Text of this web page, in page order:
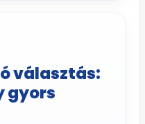
választás:
gyors